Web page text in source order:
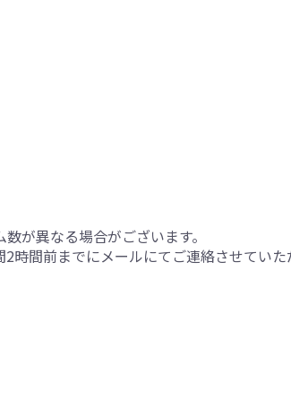
が異なる場合がございます。
間前までにメールにてご連絡させていた